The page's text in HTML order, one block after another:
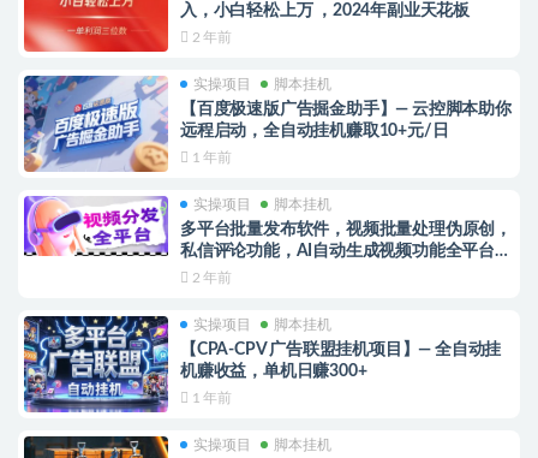
入，小白轻松上万 ，2024年副业天花板
2 年前
实操项目 脚本挂机
【百度极速版广告掘金助手】— 云控脚本助你
远程启动，全自动挂机赚取10+元/日
1 年前
实操项目 脚本挂机
多平台批量发布软件，视频批量处理伪原创，
私信评论功能，AI自动生成视频功能全平台一
键发布【分发脚本+使用教程】
2 年前
实操项目 脚本挂机
【CPA-CPV 广告联盟挂机项目】— 全自动挂
机赚收益，单机日赚300+
1 年前
实操项目 脚本挂机